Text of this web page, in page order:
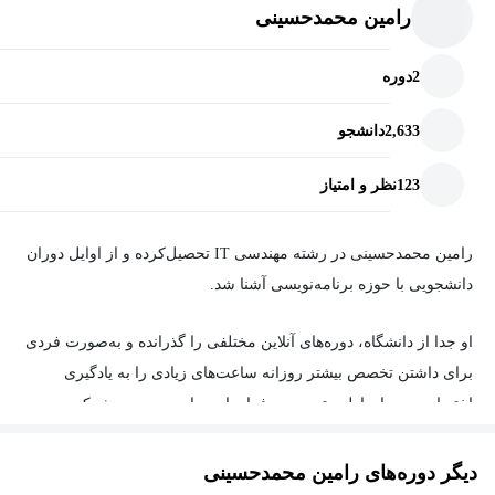
رامین محمدحسینی
2دوره
2,633دانشجو
123نظر و امتیاز
رامین محمدحسینی در رشته مهندسی IT تحصیل‌کرده و از اوایل دوران
دانشجویی با حوزه برنامه‌نویسی آشنا شد.
او جدا از دانشگاه، دوره‌های آنلاین مختلفی را گذرانده و به‌صورت فردی
برای داشتن تخصص بیشتر روزانه ساعت‌های زیادی را به یادگیری
اختصاص می‌داد. اولین تجربه حرفه‌ای او در این حوزه در شرکت
دیگر دوره‌های رامین محمدحسینی